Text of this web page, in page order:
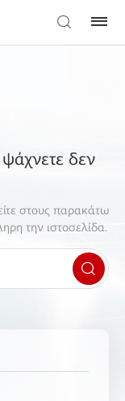
δεν
στους παρακάτω
την ιστοσελίδα.